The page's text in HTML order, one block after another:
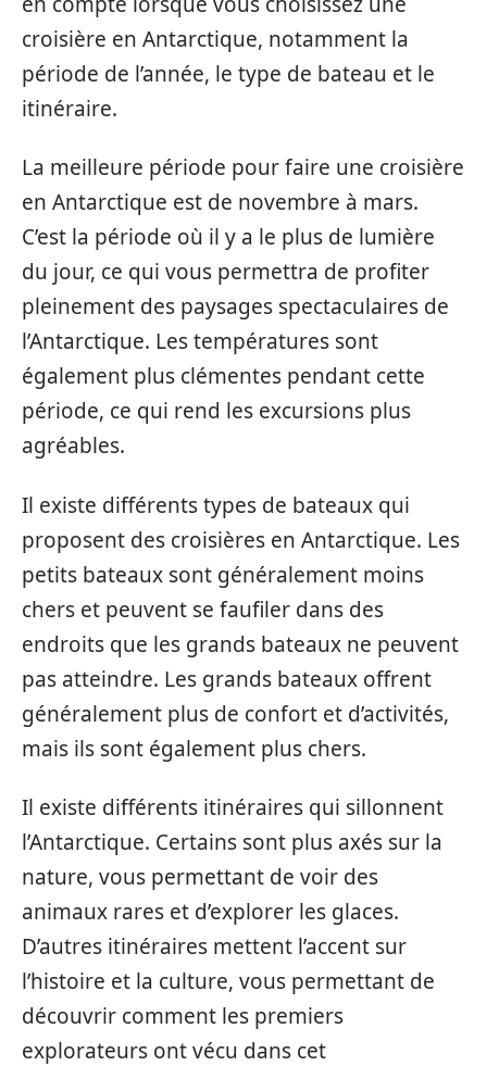
croisière en Antarctique, notamment la
période de l’année, le type de bateau et le
itinéraire.
La meilleure période pour faire une croisière
en Antarctique est de novembre à mars.
C’est la période où il y a le plus de lumière
du jour, ce qui vous permettra de profiter
pleinement des paysages spectaculaires de
l’Antarctique. Les températures sont
également plus clémentes pendant cette
période, ce qui rend les excursions plus
agréables.
Il existe différents types de bateaux qui
proposent des croisières en Antarctique. Les
petits bateaux sont généralement moins
chers et peuvent se faufiler dans des
endroits que les grands bateaux ne peuvent
pas atteindre. Les grands bateaux offrent
généralement plus de confort et d’activités,
mais ils sont également plus chers.
Il existe différents itinéraires qui sillonnent
l’Antarctique. Certains sont plus axés sur la
nature, vous permettant de voir des
animaux rares et d’explorer les glaces.
D’autres itinéraires mettent l’accent sur
l’histoire et la culture, vous permettant de
découvrir comment les premiers
explorateurs ont vécu dans cet